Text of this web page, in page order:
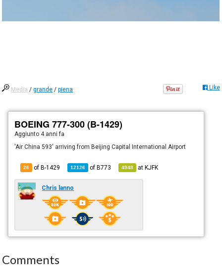
Media /grande /piena Like
BOEING 777-300 (B-1429)
Aggiunto 4 anni fa
'Air China 593' arriving from Beijing Capital International Airport
26 of B-1429 12126 ofB773 4948 atKJFK
Chris lanno
Comments